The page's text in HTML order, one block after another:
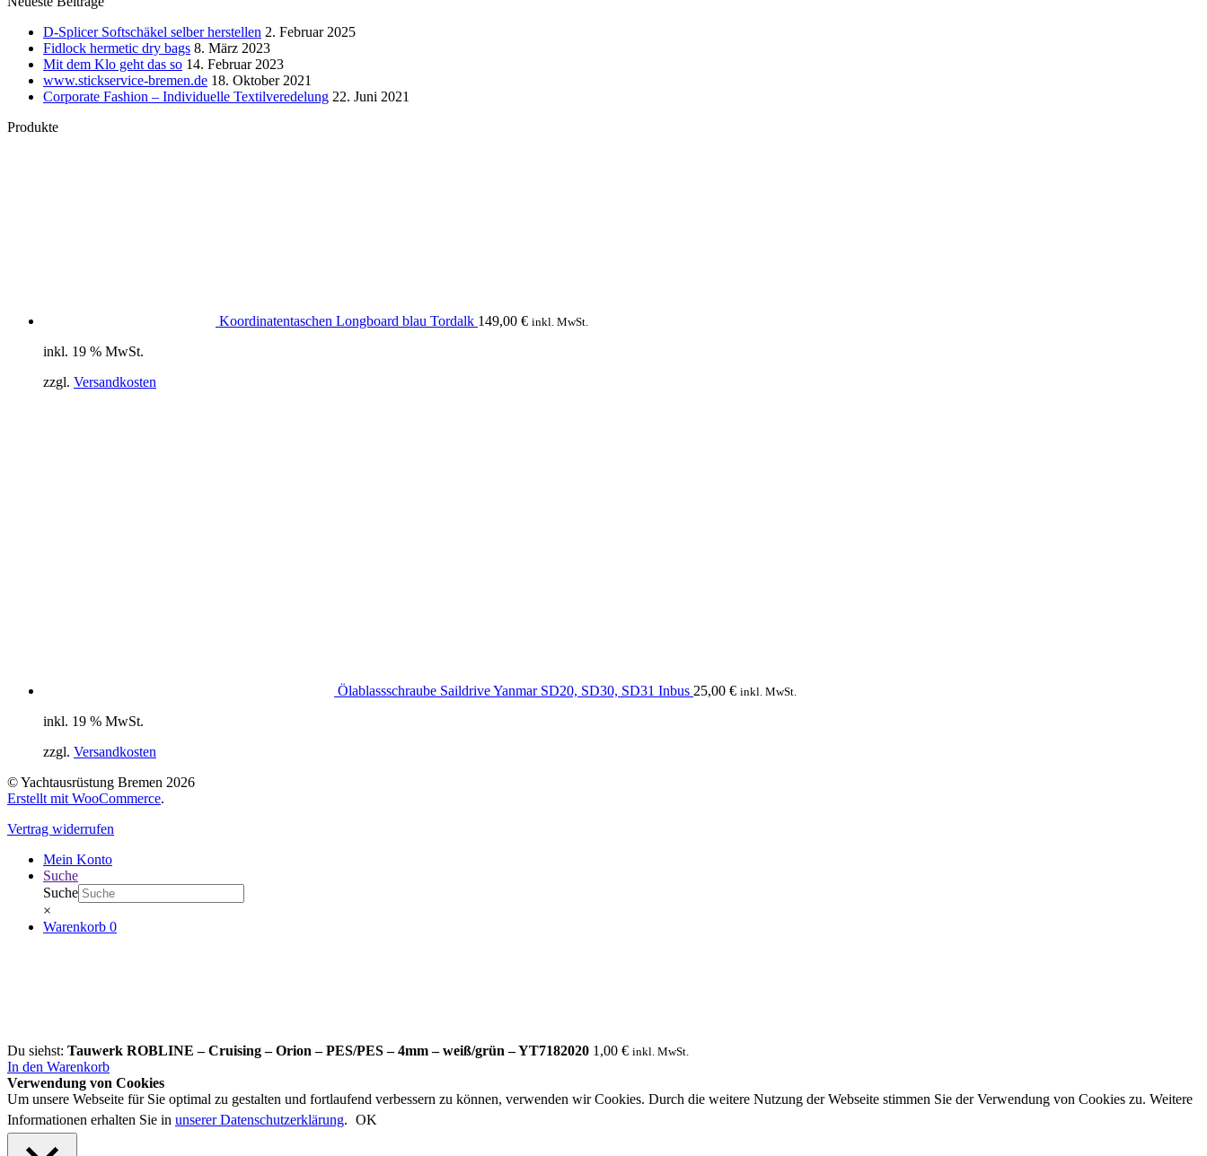
D-Splicer Softschäkel selber herstellen 2. Februar 2025
Fidlock hermetic dry bags 8. März 2023
Mit dem Klo geht das so 14. Februar 2023
www.stickservice-bremen.de 18. Oktober 2021
Corporate Fashion – Individuelle Textilveredelung 22. Juni 2021
Produkte
Koordinatentaschen Longboard blau Tordalk 149,00 € inkl. MwSt.
inkl. 19 % MwSt.
zzgl. Versandkosten
Ölablassschraube Saildrive Yanmar SD20, SD30, SD31 Inbus 25,00 € inkl. MwSt.
inkl. 19 % MwSt.
zzgl. Versandkosten
© Yachtausrüstung Bremen 2026
Erstellt mit WooCommerce.
Vertrag widerrufen
Mein Konto
Suche
Suche
×
Warenkorb 0
Du siehst: Tauwerk ROBLINE – Cruising – Orion – PES/PES – 4mm – weiß/grün – YT7182020 1,00 € inkl. MwSt.
In den Warenkorb
Verwendung von Cookies
Um unsere Webseite für Sie optimal zu gestalten und fortlaufend verbessern zu können, verwenden wir Cookies. Durch die weitere Nutzung der Webseite stimmen Sie der Verwendung von Cookies zu. Weitere
Informationen erhalten Sie in unserer Datenschutzerklärung. OK